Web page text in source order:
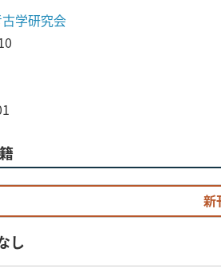
学研究会
新
し